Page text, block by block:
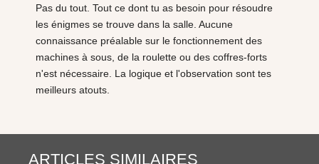
Pas du tout. Tout ce dont tu as besoin pour résoudre
les énigmes se trouve dans la salle. Aucune
connaissance préalable sur le fonctionnement des
machines à sous, de la roulette ou des coffres-forts
n'est nécessaire. La logique et l'observation sont tes
meilleurs atouts.
ARTICLES SIMILAIRES